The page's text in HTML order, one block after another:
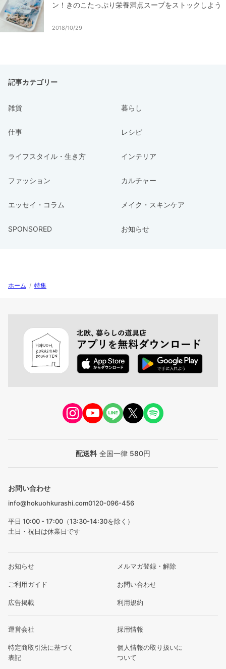
ン！きのこたっぷり栄養満点スープをストックしよう
2018/10/29
記事カテゴリー
雑貨 暮らし
仕事 レシピ
ライフスタイル・生き方 インテリア
ファッション カルチャー
エッセイ・コラム メイク・スキンケア
SPONSORED お知らせ
ホーム / 特集
配送料 全国一律 580円
お問い合わせ
info@hokuohkurashi.com0120-096-456
平日 10:00 - 17:00（13:30-14:30を除く）
土日・祝日は休業日です
お知らせ メルマガ登録・解除
ご利用ガイド お問い合わせ
広告掲載 利用規約
運営会社 採用情報
特定商取引法に基づく
表記
個人情報の取り扱いに
ついて